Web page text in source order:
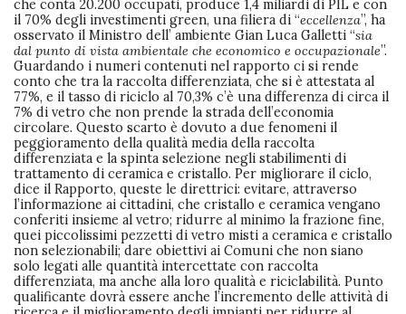
che conta 20.200 occupati, produce 1,4 miliardi di PIL e con
il 70% degli investimenti green, una filiera di “eccellenza”, ha
osservato il Ministro dell’ ambiente Gian Luca Galletti “sia
dal punto di vista ambientale che economico e occupazionale”.
Guardando i numeri contenuti nel rapporto ci si rende
conto che tra la raccolta differenziata, che si è attestata al
77%, e il tasso di riciclo al 70,3% c’è una differenza di circa il
7% di vetro che non prende la strada dell’economia
circolare. Questo scarto è dovuto a due fenomeni il
peggioramento della qualità media della raccolta
differenziata e la spinta selezione negli stabilimenti di
trattamento di ceramica e cristallo. Per migliorare il ciclo,
dice il Rapporto, queste le direttrici: evitare, attraverso
l’informazione ai cittadini, che cristallo e ceramica vengano
conferiti insieme al vetro; ridurre al minimo la frazione fine,
quei piccolissimi pezzetti di vetro misti a ceramica e cristallo
non selezionabili; dare obiettivi ai Comuni che non siano
solo legati alle quantità intercettate con raccolta
differenziata, ma anche alla loro qualità e riciclabilità. Punto
qualificante dovrà essere anche l’incremento delle attività di